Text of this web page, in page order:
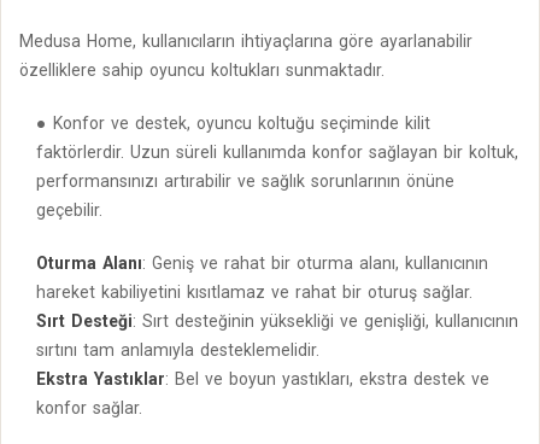
Medusa Home, kullanıcıların ihtiyaçlarına göre ayarlanabilir
özelliklere sahip oyuncu koltukları sunmaktadır.
Konfor ve destek, oyuncu koltuğu seçiminde kilit
faktörlerdir. Uzun süreli kullanımda konfor sağlayan bir koltuk,
performansınızı artırabilir ve sağlık sorunlarının önüne
geçebilir.
Oturma Alanı: Geniş ve rahat bir oturma alanı, kullanıcının
hareket kabiliyetini kısıtlamaz ve rahat bir oturuş sağlar.
Sırt Desteği: Sırt desteğinin yüksekliği ve genişliği, kullanıcının
sırtını tam anlamıyla desteklemelidir.
Ekstra Yastıklar: Bel ve boyun yastıkları, ekstra destek ve
konfor sağlar.